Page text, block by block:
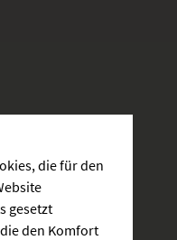
die für den
gesetzt
den Komfort